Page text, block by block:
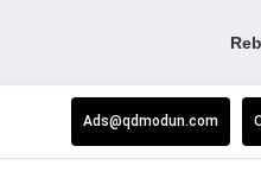
Ads@qdmodun.com